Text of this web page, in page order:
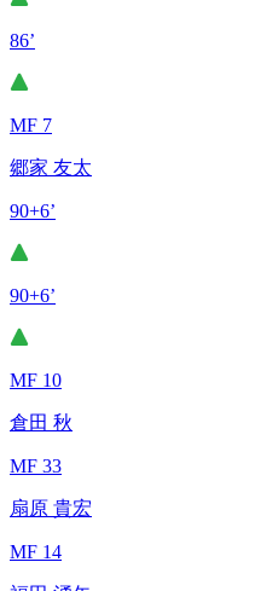
86’
MF 7
郷家 友太
90+6’
90+6’
MF 10
倉田 秋
MF 33
扇原 貴宏
MF 14